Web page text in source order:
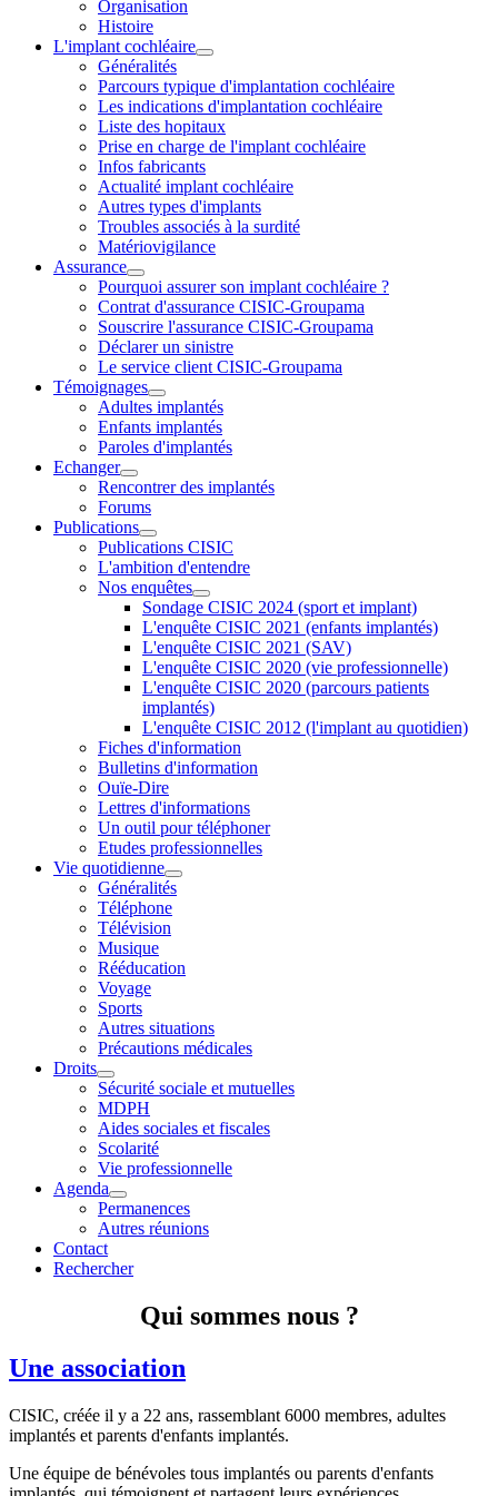
Organisation
Histoire
L'implant cochléaire
Généralités
Parcours typique d'implantation cochléaire
Les indications d'implantation cochléaire
Liste des hopitaux
Prise en charge de l'implant cochléaire
Infos fabricants
Actualité implant cochléaire
Autres types d'implants
Troubles associés à la surdité
Matériovigilance
Assurance
Pourquoi assurer son implant cochléaire ?
Contrat d'assurance CISIC-Groupama
Souscrire l'assurance CISIC-Groupama
Déclarer un sinistre
Le service client CISIC-Groupama
Témoignages
Adultes implantés
Enfants implantés
Paroles d'implantés
Echanger
Rencontrer des implantés
Forums
Publications
Publications CISIC
L'ambition d'entendre
Nos enquêtes
Sondage CISIC 2024 (sport et implant)
L'enquête CISIC 2021 (enfants implantés)
L'enquête CISIC 2021 (SAV)
L'enquête CISIC 2020 (vie professionnelle)
L'enquête CISIC 2020 (parcours patients
implantés)
L'enquête CISIC 2012 (l'implant au quotidien)
Fiches d'information
Bulletins d'information
Ouïe-Dire
Lettres d'informations
Un outil pour téléphoner
Etudes professionnelles
Vie quotidienne
Généralités
Téléphone
Télévision
Musique
Rééducation
Voyage
Sports
Autres situations
Précautions médicales
Droits
Sécurité sociale et mutuelles
MDPH
Aides sociales et fiscales
Scolarité
Vie professionnelle
Agenda
Permanences
Autres réunions
Contact
Rechercher
Qui sommes nous ?
Une association
CISIC, créée il y a 22 ans, rassemblant 6000 membres, adultes
implantés et parents d'enfants implantés.
Une équipe de bénévoles tous implantés ou parents d'enfants